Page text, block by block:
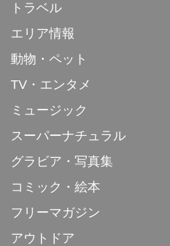
トラベル
エリア情報
動物・ペット
TV・エンタメ
ミュージック
スーパーナチュラル
グラビア・写真集
コミック・絵本
フリーマガジン
アウトドア